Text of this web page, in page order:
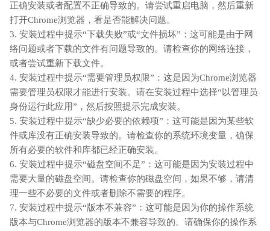
正确安装或者配置不正确导致的。请尝试重启电脑，然后重新
打开Chrome浏览器，看是否能解决问题。
3. 安装过程中提示“下载失败”或“文件损坏”：这可能是由于网
络问题或者下载的文件有问题导致的。请检查你的网络连接，
或者尝试重新下载文件。
4. 安装过程中提示“需要管理员权限”：这是因为Chrome浏览器
需要管理员权限才能进行安装。请在安装过程中选择“以管理员
身份运行此应用”，然后按照提示完成安装。
5. 安装过程中提示“缺少必要的依赖项”：这可能是因为某些软
件或库没有正确安装导致的。请检查你的系统环境变量，确保
所有必要的软件和库都已经正确安装。
6. 安装过程中提示“磁盘空间不足”：这可能是因为安装过程中
需要大量的磁盘空间。请检查你的磁盘空间，如果不够，请清
理一些不必要的文件或者删除不需要的程序。
7. 安装过程中提示“版本不兼容”：这可能是因为你的操作系统
版本与Chrome浏览器的版本不兼容导致的。请确保你的操作系